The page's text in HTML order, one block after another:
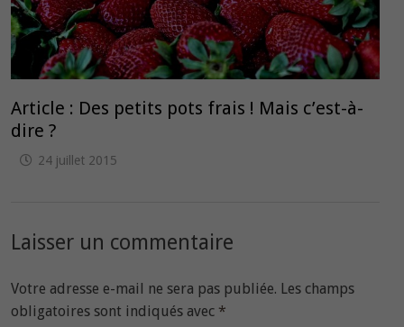
Article : Des petits pots frais ! Mais c’est-à-
dire ?
24 juillet 2015
Laisser un commentaire
Votre adresse e-mail ne sera pas publiée. Les champs
obligatoires sont indiqués avec *